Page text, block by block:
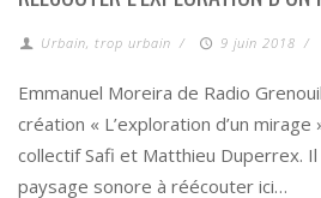
Urbain, trop urbain / 9 juin 2018 /
Emmanuel Moreira de Radio
création « L’exploration d’un
collectif Safi et Matthieu Duperrex.
paysage sonore à réécouter ici…